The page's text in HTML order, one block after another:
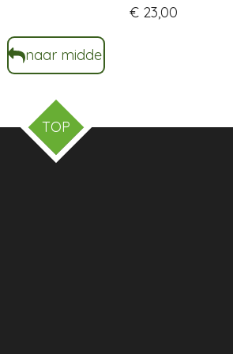
€ 23,00
naar middel
TOP